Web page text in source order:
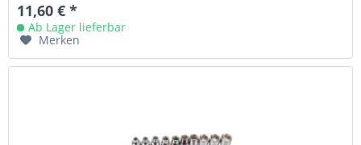
11,60 € *
Ab Lager lieferbar
Merken